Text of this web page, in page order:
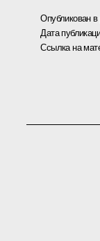
Опубликован в
Дата
Ссылка на